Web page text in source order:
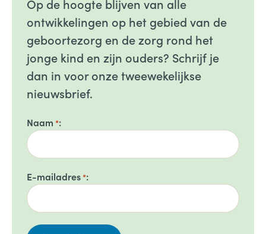
Op de hoogte blijven van alle
ontwikkelingen op het gebied van de
geboortezorg en de zorg rond het
jonge kind en zijn ouders? Schrijf je
dan in voor onze tweewekelijkse
nieuwsbrief.
Naam *
E-mailadres*